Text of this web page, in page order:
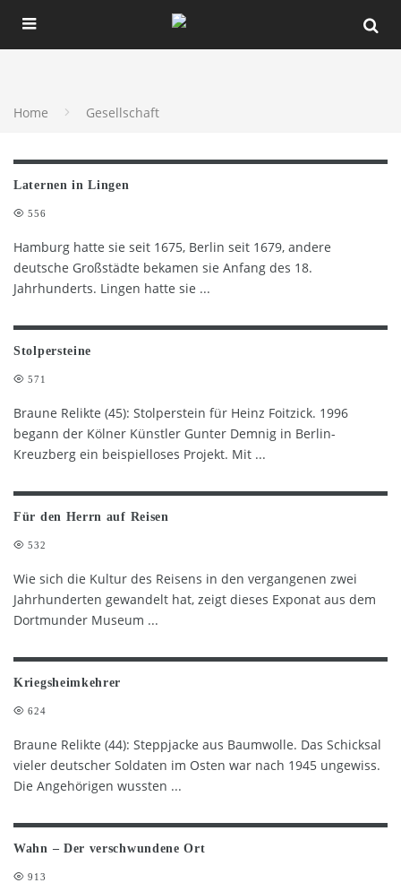
Home Gesellschaft
Laternen in Lingen
556
Hamburg hatte sie seit 1675, Berlin seit 1679, andere
deutsche Großstädte bekamen sie Anfang des 18.
Jahrhunderts. Lingen hatte sie ...
Stolpersteine
571
Braune Relikte (45): Stolperstein für Heinz Foitzick. 1996
begann der Kölner Künstler Gunter Demnig in Berlin-
Kreuzberg ein beispielloses Projekt. Mit ...
Für den Herrn auf Reisen
532
Wie sich die Kultur des Reisens in den vergangenen zwei
Jahrhunderten gewandelt hat, zeigt dieses Exponat aus dem
Dortmunder Museum ...
Kriegsheimkehrer
624
Braune Relikte (44): Steppjacke aus Baumwolle. Das Schicksal
vieler deutscher Soldaten im Osten war nach 1945 ungewiss.
Die Angehörigen wussten ...
Wahn – Der verschwundene Ort
913